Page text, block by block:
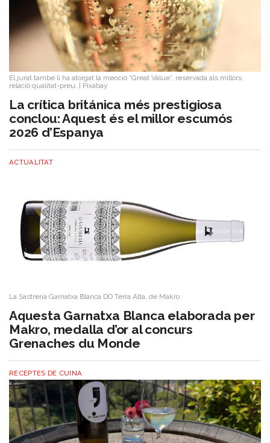
El jurat també li ha atorgat la menció “Great Value”, reservada als millors
relació qualitat-preu.
Pixabay
La crítica británica més prestigiosa
conclou: Aquest és el millor escumós
2026 d’Espanya
ACTUALITAT
La Sastrería Garnatxa Blanca DO Terra Alta, de Makro.
Aquesta Garnatxa Blanca elaborada per
Makro, medalla d’or al concurs
Grenaches du Monde
RECEPTES DE CUINA